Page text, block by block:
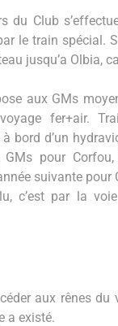
du Club
le train spécial.
jusqu’a Olbia,
aux GMs
fer+air.
bord d’un
pour
suivante pour
c’est par la
aux rênes du
a existé.